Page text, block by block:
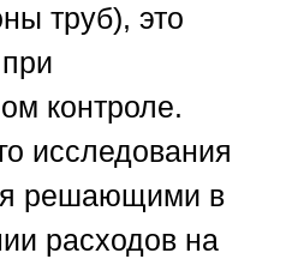
труб), это
контроле.
исследования
решающими в
расходов на